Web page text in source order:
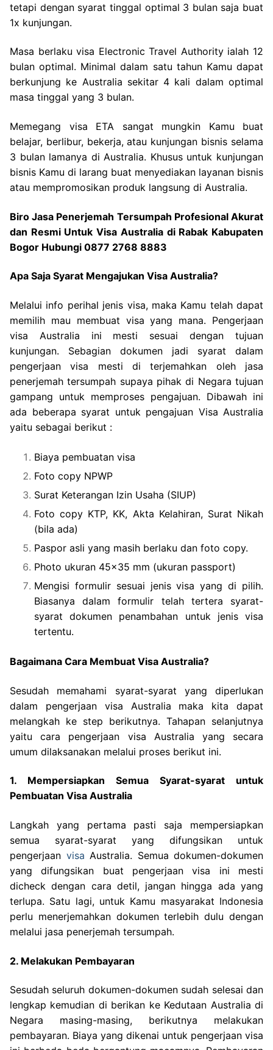
tetapi dengan syarat tinggal optimal 3 bulan saja buat
1x kunjungan.
Masa berlaku visa Electronic Travel Authority ialah 12
bulan optimal. Minimal dalam satu tahun Kamu dapat
berkunjung ke Australia sekitar 4 kali dalam optimal
masa tinggal yang 3 bulan.
Memegang visa ETA sangat mungkin Kamu buat
belajar, berlibur, bekerja, atau kunjungan bisnis selama
3 bulan lamanya di Australia. Khusus untuk kunjungan
bisnis Kamu di larang buat menyediakan layanan bisnis
atau mempromosikan produk langsung di Australia.
Biro Jasa Penerjemah Tersumpah Profesional Akurat
dan Resmi Untuk Visa Australia di Rabak Kabupaten
Bogor Hubungi 0877 2768 8883
Apa Saja Syarat Mengajukan Visa Australia?
Melalui info perihal jenis visa, maka Kamu telah dapat
memilih mau membuat visa yang mana. Pengerjaan
visa Australia ini mesti sesuai dengan tujuan
kunjungan. Sebagian dokumen jadi syarat dalam
pengerjaan visa mesti di terjemahkan oleh jasa
penerjemah tersumpah supaya pihak di Negara tujuan
gampang untuk memproses pengajuan. Dibawah ini
ada beberapa syarat untuk pengajuan Visa Australia
yaitu sebagai berikut :
Biaya pembuatan visa
Foto copy NPWP
Surat Keterangan Izin Usaha (SIUP)
Foto copy KTP, KK, Akta Kelahiran, Surat Nikah
(bila ada)
Paspor asli yang masih berlaku dan foto copy.
Photo ukuran 45×35 mm (ukuran passport)
Mengisi formulir sesuai jenis visa yang di pilih.
Biasanya dalam formulir telah tertera syarat-
syarat dokumen penambahan untuk jenis visa
tertentu.
Bagaimana Cara Membuat Visa Australia?
Sesudah memahami syarat-syarat yang diperlukan
dalam pengerjaan visa Australia maka kita dapat
melangkah ke step berikutnya. Tahapan selanjutnya
yaitu cara pengerjaan visa Australia yang secara
umum dilaksanakan melalui proses berikut ini.
1. Mempersiapkan Semua Syarat-syarat untuk
Pembuatan Visa Australia
Langkah yang pertama pasti saja mempersiapkan
semua syarat-syarat yang difungsikan untuk
pengerjaan visa Australia. Semua dokumen-dokumen
yang difungsikan buat pengerjaan visa ini mesti
dicheck dengan cara detil, jangan hingga ada yang
terlupa. Satu lagi, untuk Kamu masyarakat Indonesia
perlu menerjemahkan dokumen terlebih dulu dengan
melalui jasa penerjemah tersumpah.
2. Melakukan Pembayaran
Sesudah seluruh dokumen-dokumen sudah selesai dan
lengkap kemudian di berikan ke Kedutaan Australia di
Negara masing-masing, berikutnya melakukan
pembayaran. Biaya yang dikenai untuk pengerjaan visa